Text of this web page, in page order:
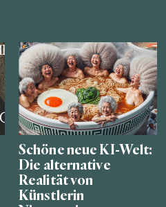
Schöne neue KI-Welt:
Die alternative
Realität von
Künstlerin